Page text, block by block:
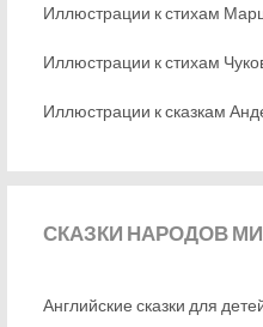
Иллюстрации к стихам
Иллюстрации к стихам
Иллюстрации к сказкам
СКАЗКИ НАРОДОВ
Английские сказки для